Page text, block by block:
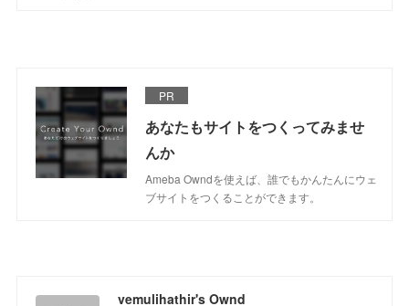
PR
あなたもサイトをつくってみませ
んか
Ameba Owndを使えば、誰でもかんたんにウェ
ブサイトをつくることができます。
vemulihathir's Ownd